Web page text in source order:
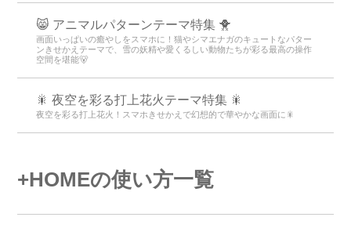
😸 アニマルパターンテーマ特集 🐥
画面いっぱいの癒やしをスマホに！猫やシマエナガのキュートなパター
ンきせかえテーマで、雪の妖精や愛くるしい動物たちが彩る最高の操作
空間を堪能🐻
🎇 夜空を彩る打上花火テーマ特集 🎇
夜空を彩る打上花火！スマホきせかえで幻想的で華やかな画面に🎇
+HOMEの使い方一覧